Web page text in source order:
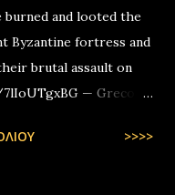
burned and looted the
Byzantine fortress and
brutal assault on
— Greco-
>>>>